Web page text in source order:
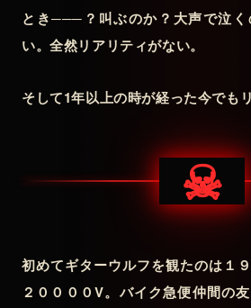
とき───？叫ぶのか？大声で泣
い。全然リアリティがない。
そして1年以上の時が経った今でも
☠
初めてギターウルフを観たのは１
２００００V。バイク急便仲間の